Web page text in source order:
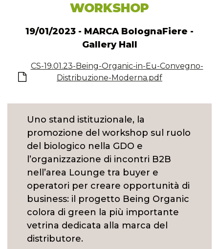
WORKSHOP
19/01/2023 - MARCA BolognaFiere -
Gallery Hall
CS-19.01.23-Being-Organic-in-Eu-Convegno-
Distribuzione-Moderna.pdf
Uno stand istituzionale, la
promozione del workshop sul ruolo
del biologico nella GDO e
l’organizzazione di incontri B2B
nell’area Lounge tra buyer e
operatori per creare opportunità di
business: il progetto Being Organic
colora di green la più importante
vetrina dedicata alla marca del
distributore.